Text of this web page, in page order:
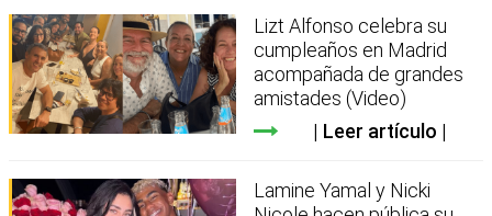
Lizt Alfonso celebra su
cumpleaños en Madrid
acompañada de grandes
amistades (Video)
Leer artículo
Lamine Yamal y Nicki